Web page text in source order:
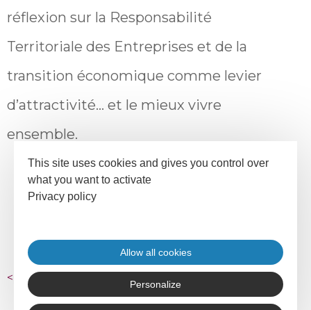
réflexion sur la Responsabilité
Territoriale des Entreprises et de la
transition économique comme levier
d’attractivité… et le mieux vivre
ensemble.
< retour aux articles
This site uses cookies and gives you control over
what you want to activate
Privacy policy
Allow all cookies
Personalize